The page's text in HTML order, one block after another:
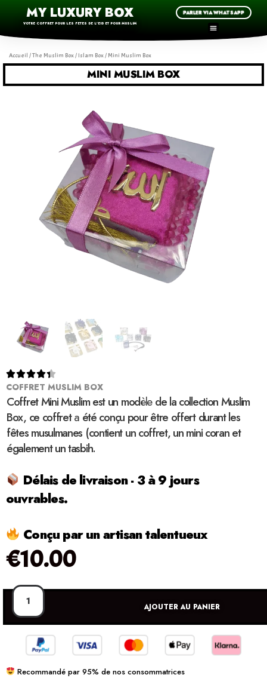
MY LUXURY BOX
VOTRE COFFRET POUR LES FETES DE L'EID ET POUR MUSLIM
PARLER VIA WHATSAPP
Accueil /The Muslim Box/ Islam Box/ Mini Muslim Box
MINI MUSLIM BOX

COFFRET MUSLIM BOX
Coffret Mini Muslim est un modèlede la collection Muslim
Box, ce coffretaété conçu pour être offert durant les
fêtes musulmanes (contient un coffret, un mini coran et
également un tasbih.
Délais de livraison - 3 à 9 jours
ouvrables.
Conçu par un artisan talentueux
€10.00
AJOUTER AU PANIER
Recommandé par 95% de nos consommatrices